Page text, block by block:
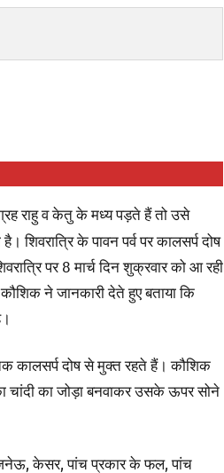
राहु व केतु के मध्य पड़ते हैं तो उसे
के पावन पर्व पर कालसर्प दोष
पर 8 मार्च दिन शुक्रवार को आ रही
ने जानकारी देते हुए बताया कि
कालसर्प दोष से मुक्त रहते हैं। कौशिक
चांदी का जोड़ा बनवाकर उसके ऊपर सोने
जनेऊ, केसर, पांच प्रकार के फल, पांच